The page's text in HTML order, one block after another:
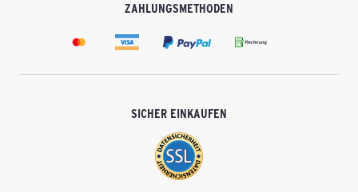
ZAHLUNGSMETHODEN
SICHER EINKAUFEN